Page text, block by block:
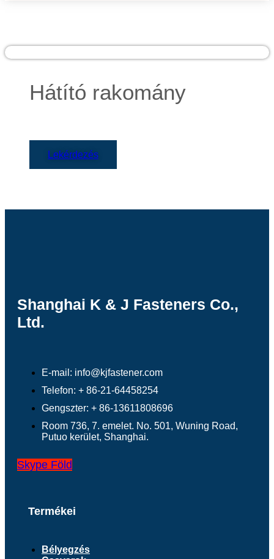
Hátító rakomány
Lekérdezés
Shanghai K & J Fasteners Co.,
Ltd.
E-mail: info@kjfastener.com
Telefon: + 86-21-64458254
Gengszter: + 86-13611808696
Room 736, 7. emelet. No. 501, Wuning Road,
Putuo kerület, Shanghai.
Skype Föld
Termékei
Bélyegzés